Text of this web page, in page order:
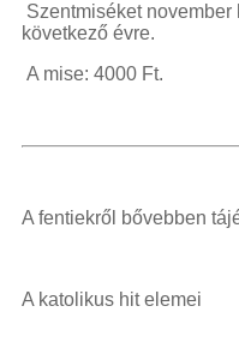
Szentmiséket
következő évre.
A mise: 4000 Ft.
A fentiekről bővebben
A katolikus hit elemei